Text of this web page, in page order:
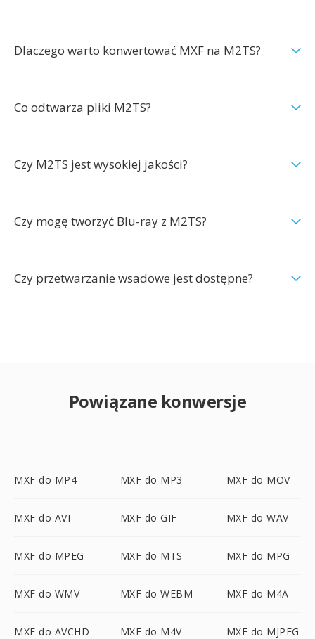
Dlaczego warto konwertować MXF na M2TS?
Co odtwarza pliki M2TS?
Czy M2TS jest wysokiej jakości?
Czy mogę tworzyć Blu-ray z M2TS?
Czy przetwarzanie wsadowe jest dostępne?
Powiązane konwersje
MXF do MP4 MXF do MP3 MXF do MOV
MXF do AVI MXF do GIF MXF do WAV
MXF do MPEG MXF do MTS MXF do MPG
MXF do WMV MXF do WEBM MXF do M4A
MXF do AVCHD MXF do M4V MXF do MJPEG